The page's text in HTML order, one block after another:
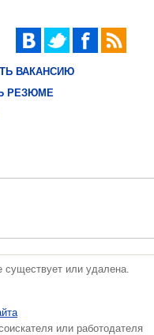
ВАКАНСИЮ
РЕЗЮМЕ
существует или удалена.
или работодателя